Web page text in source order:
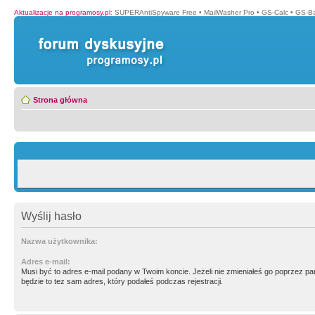
Aktualizacje na programosy.pl: SUPERAntiSpyware Free • MailWasher Pro • GS-Calc • GS-
Strona główna
Wyślij hasło
Nazwa użytkownika:
Adres e-mail:
Musi być to adres e-mail podany w Twoim koncie. Jeżeli nie zmieniałeś go poprzez
będzie to tez sam adres, który podałeś podczas rejestracji.